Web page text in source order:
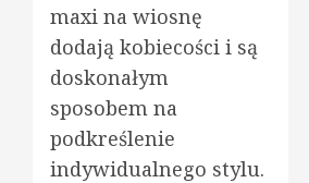
maxi na wiosnę
dodają kobiecości i są
doskonałym
sposobem na
podkreślenie
indywidualnego stylu.